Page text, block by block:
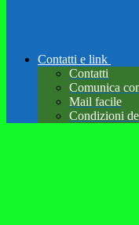
Contatti e link
Contatti
Comunica
Mail facile
Condizioni